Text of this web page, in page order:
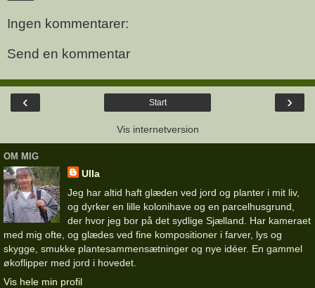
Ingen kommentarer:
Send en kommentar
‹ ›
Start
Vis internetversion
OM MIG
Ulla
Jeg har altid haft glæden ved jord og planter i mit liv,
og dyrker en lille kolonihave og en parcelhusgrund,
der hvor jeg bor på det sydlige Sjælland. Har kameraet
med mig ofte, og glædes ved fine kompositioner i farver, lys og
skygge, smukke plantesammensætninger og nye idéer. En gammel
økoflipper med jord i hovedet.
Vis hele min profil